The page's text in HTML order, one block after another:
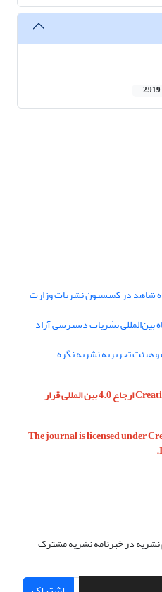
2,919
شاهد در کمیسیون نشریات وزارت
بین‌المللی نشریات دسترسی آزاد
هیئت تحریریه نشریه نگره
این نشریه تحت مجوز Creative Commons ارجاع 4.0 بین المللی قرار
The journal is licensed under
نشریه در خبرنامه نشریه مشترک